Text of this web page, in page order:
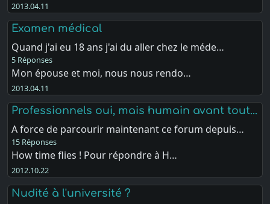
2013.04.11
Examen médical
Quand j'ai eu 18 ans j'ai du aller chez le méde…
5 Réponses
Mon épouse et moi, nous nous rendo…
2013.04.11
Professionnels oui, mais humain avant tout...
A force de parcourir maintenant ce forum depuis…
15 Réponses
How time flies ! Pour répondre à H…
2012.10.22
Nudité à l'université ?